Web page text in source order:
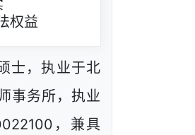
权益
士，执业于北
事务所，执业
，兼具